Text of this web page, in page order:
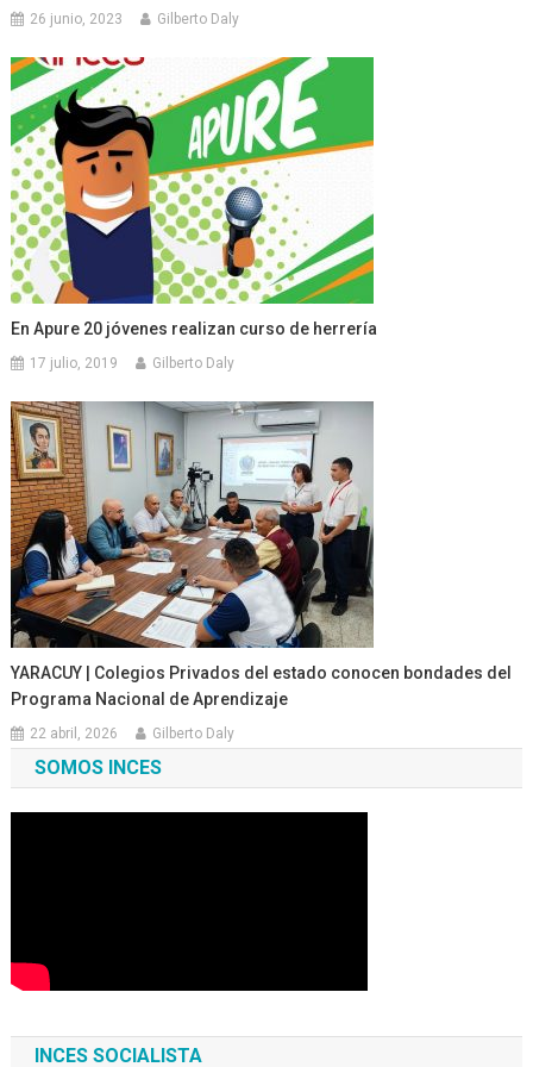
26 junio, 2023 Gilberto Daly
En Apure 20 jóvenes realizan curso de herrería
17 julio, 2019 Gilberto Daly
YARACUY | Colegios Privados del estado conocen bondades del
Programa Nacional de Aprendizaje
22 abril, 2026 Gilberto Daly
SOMOS INCES
INCES SOCIALISTA